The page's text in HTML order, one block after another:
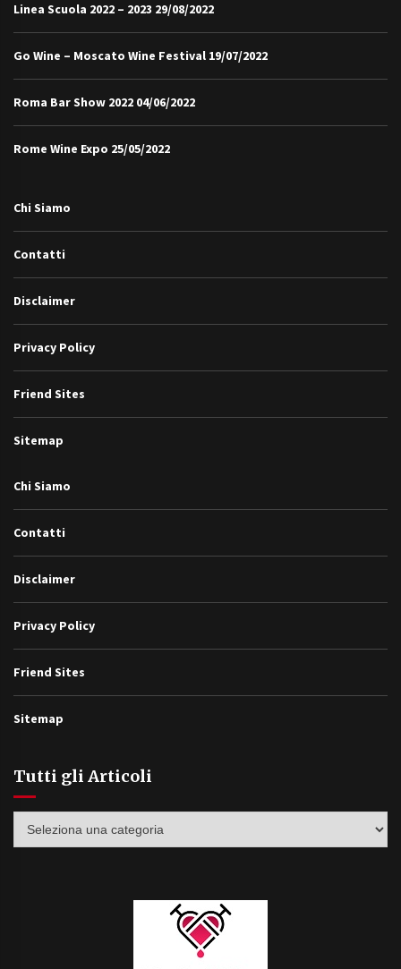
Linea Scuola 2022 – 2023 29/08/2022
Go Wine – Moscato Wine Festival 19/07/2022
Roma Bar Show 2022 04/06/2022
Rome Wine Expo 25/05/2022
Chi Siamo
Contatti
Disclaimer
Privacy Policy
Friend Sites
Sitemap
Chi Siamo
Contatti
Disclaimer
Privacy Policy
Friend Sites
Sitemap
Tutti gli Articoli